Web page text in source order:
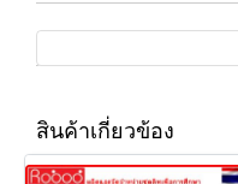
สินค้าเกี่ยวข้อง